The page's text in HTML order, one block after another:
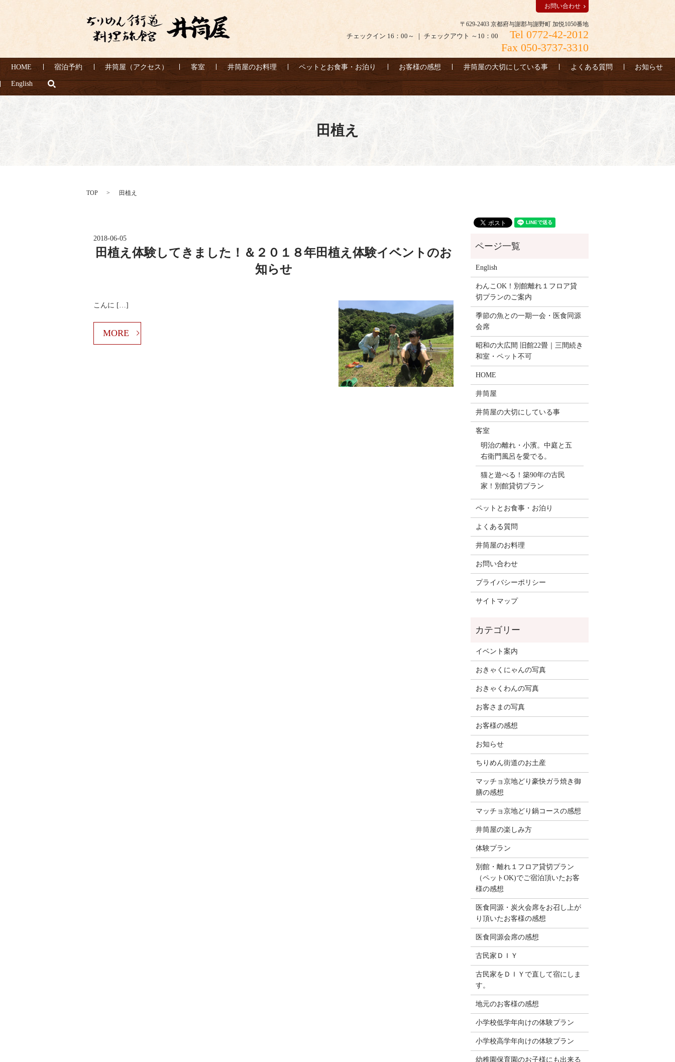
〒629-2403 京都府与謝郡与謝野町 加悦1050番地
チェックイン 16：00～ ｜ チェックアウト ～10：00
Tel 0772-42-2012
Fax 050-3737-3310
お問い合わせ
HOME 宿泊予約 井筒屋（アクセス） 客室 井筒屋のお料理 ペットとお食事・お泊り お客様の感想 井筒屋の大切にしている事 よくある質問 お知らせ
English
田植え
TOP 田植え
2018-06-05
田植え体験してきました！＆２０１８年田植え体験イベントのお
知らせ
こんに […]
MORE
English
わんこOK！別館離れ１フロア貸
切プランのご案内
季節の魚との一期一会・医食同源
会席
昭和の大広間 旧館22畳｜三間続き
和室・ペット不可
HOME
井筒屋
井筒屋の大切にしている事
客室
明治の離れ・小濱。中庭と五
右衛門風呂を愛でる。
猫と遊べる！築90年の古民
家！別館貸切プラン
ペットとお食事・お泊り
よくある質問
井筒屋のお料理
お問い合わせ
プライバシーポリシー
サイトマップ
イベント案内
おきゃくにゃんの写真
おきゃくわんの写真
お客さまの写真
お客様の感想
お知らせ
ちりめん街道のお土産
マッチョ京地どり豪快ガラ焼き御
膳の感想
マッチョ京地どり鍋コースの感想
井筒屋の楽しみ方
体験プラン
別館・離れ１フロア貸切プラン
（ペットOK)でご宿泊頂いたお客
様の感想
医食同源・炭火会席をお召し上が
り頂いたお客様の感想
医食同源会席の感想
古民家ＤＩＹ
古民家をＤＩＹで直して宿にしま
す。
地元のお客様の感想
小学校低学年向けの体験プラン
小学校高学年向けの体験プラン
幼稚園保育園のお子様にも出来る